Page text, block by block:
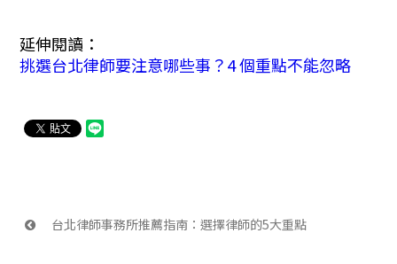
延伸閱讀：
挑選台北律師要注意哪些事？4 個重點不能忽略
台北律師事務所推薦指南：選擇律師的5大重點